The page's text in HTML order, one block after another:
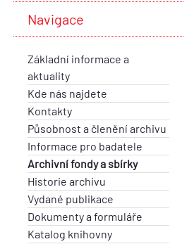
Navigace
Základní informace a
aktuality
Kde nás najdete
Kontakty
Působnost a členění archivu
Informace pro badatele
Archivní fondy a sbírky
Historie archivu
Vydané publikace
Dokumenty a formuláře
Katalog knihovny